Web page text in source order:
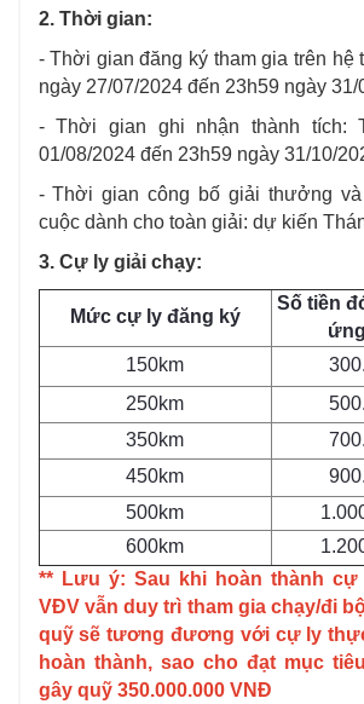
2. Thời gian:
- Thời gian đăng ký tham gia trên hệ
ngày 27/07/2024 đến 23h59 ngày 31/
- Thời gian ghi nhận thành tích:
01/08/2024 đến 23h59 ngày 31/10/
- Thời gian công bố giải thưởng và
cuộc dành cho toàn giải: dự kiến
3. Cự ly giải chạy:
Mức cự ly đăng ký
Số tiền
150km
250km
350km
450km
500km
600km
** Lưu ý: Sau khi hoàn thành cự
VĐV vẫn duy trì tham gia chạy/đi
quỹ sẽ tương đương với cự ly
hoàn thành, sao cho đạt mục
gây quỹ 350.000.000 VNĐ